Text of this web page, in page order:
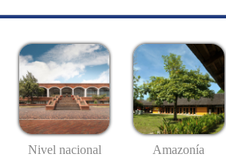
Nivel nacional Amazonía